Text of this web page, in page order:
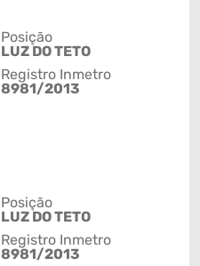
Posição
LUZ DO TETO
Registro Inmetro
8981/2013
Posição
LUZ DO TETO
Registro Inmetro
8981/2013